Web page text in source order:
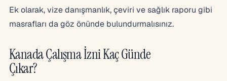
Ek olarak, vize danışmanlık, çeviri ve sağlık raporu gibi
masrafları da göz önünde bulundurmalısınız.
Kanada Çalışma İzni Kaç Günde
Çıkar?